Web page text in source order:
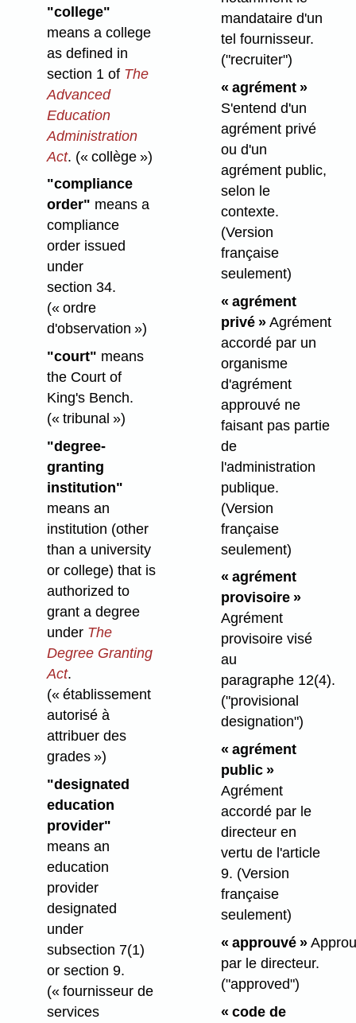
"college"
means a college
as defined in
section 1 of The
Advanced
Education
Administration
Act. (« collège »)
"compliance
order" means a
compliance
order issued
under
section 34.
(« ordre
d'observation »)
"court" means
the Court of
King's Bench.
(« tribunal »)
"degree-
granting
institution"
means an
institution (other
than a university
or college) that is
authorized to
grant a degree
under The
Degree Granting
Act.
(« établissement
autorisé à
attribuer des
grades »)
"designated
education
provider"
means an
education
provider
designated
under
subsection 7(1)
or section 9.
(« fournisseur de
services
mandataire d'un
tel fournisseur.
("recruiter")
« agrément »
S'entend d'un
agrément privé
ou d'un
agrément public,
selon le
contexte.
(Version
française
seulement)
« agrément
privé »Agrément
accordé par un
organisme
d'agrément
approuvé ne
faisant pas partie
de
l'administration
publique.
(Version
française
seulement)
« agrément
provisoire »
Agrément
provisoire visé
au
paragraphe 12(4).
("provisional
designation")
« agrément
public »
Agrément
accordé par le
directeur en
vertu de l'article
9. (Version
française
seulement)
« approuvé »
par le directeur.
("approved")
« code de